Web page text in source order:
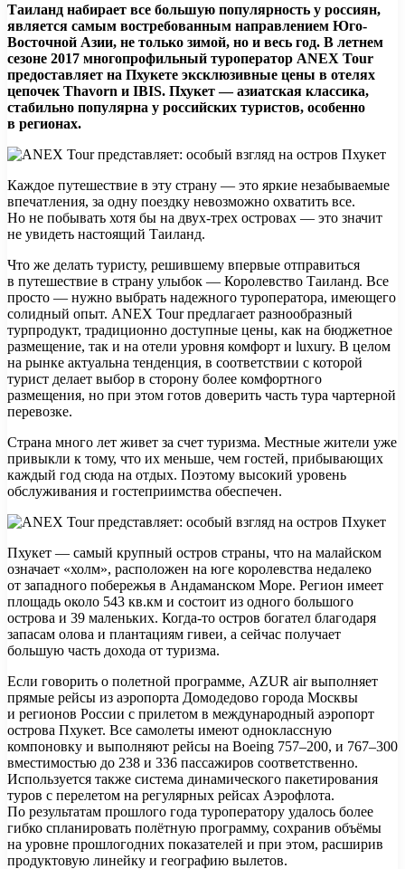
Таиланд набирает все большую популярность у россиян,
является самым востребованным направлением Юго-
Восточной Азии, не только зимой, но и весь год. В летнем
сезоне 2017 многопрофильный туроператор ANEX Tour
предоставляет на Пхукете эксклюзивные цены в отелях
цепочек Thavorn и IBIS. Пхукет — азиатская классика,
стабильно популярна у российских туристов, особенно
в регионах.
Каждое путешествие в эту страну — это яркие незабываемые
впечатления, за одну поездку невозможно охватить все.
Но не побывать хотя бы на двух-трех островах — это значит
не увидеть настоящий Таиланд.
Что же делать туристу, решившему впервые отправиться
в путешествие в страну улыбок — Королевство Таиланд. Все
просто — нужно выбрать надежного туроператора, имеющего
солидный опыт. ANEX Tour предлагает разнообразный
турпродукт, традиционно доступные цены, как на бюджетное
размещение, так и на отели уровня комфорт и luxury. В целом
на рынке актуальна тенденция, в соответствии с которой
турист делает выбор в сторону более комфортного
размещения, но при этом готов доверить часть тура чартерной
перевозке.
Страна много лет живет за счет туризма. Местные жители уже
привыкли к тому, что их меньше, чем гостей, прибывающих
каждый год сюда на отдых. Поэтому высокий уровень
обслуживания и гостеприимства обеспечен.
Пхукет — самый крупный остров страны, что на малайском
означает «холм», расположен на юге королевства недалеко
от западного побережья в Андаманском Море. Регион имеет
площадь около 543 кв.км и состоит из одного большого
острова и 39 маленьких. Когда-то остров богател благодаря
запасам олова и плантациям гивеи, а сейчас получает
большую часть дохода от туризма.
Если говорить о полетной программе, AZUR air выполняет
прямые рейсы из аэропорта Домодедово города Москвы
и регионов России с прилетом в международный аэропорт
острова Пхукет. Все самолеты имеют одноклассную
компоновку и выполняют рейсы на Boeing 757–200, и 767–300
вместимостью до 238 и 336 пассажиров соответственно.
Используется также система динамического пакетирования
туров с перелетом на регулярных рейсах Аэрофлота.
По результатам прошлого года туроператору удалось более
гибко спланировать полётную программу, сохранив объёмы
на уровне прошлогодних показателей и при этом, расширив
продуктовую линейку и географию вылетов.